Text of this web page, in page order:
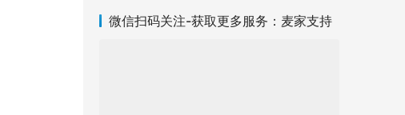
微信扫码关注-获取更多服务：麦家支持